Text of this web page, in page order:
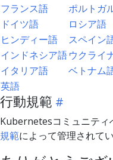
フランス語
ポルトガ
ドイツ語
ロシア語
ヒンディー語
スペイン
インドネシア語ウクライ
イタリア語
ベトナム
英語
行動規範
Kubernetesコミュニティ
規範によって管理されてい